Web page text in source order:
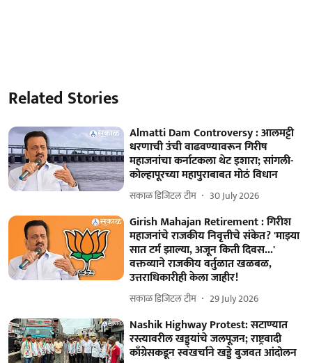
Related Stories
Almatti Dam Controversy : आलमट्टी
धरणाची उंची वाढवण्यावरून गिरीष
महाजनांचा कर्नाटकला थेट इशारा; सांगली-
कोल्हापूरच्या महापुराबाबत मोठं विधान
सकाळ डिजिटल टीम 30 July 2026
Girish Mahajan Retirement : गिरीश
महाजनांचे राजकीय निवृत्तीचे संकेत? 'माझ्या
सात टर्म झाल्या, अजून किती दिवस...'
वक्तव्याने राजकीय वर्तुळात खळबळ,
उत्तराधिकारीही केला जाहीर!
सकाळ डिजिटल टीम 29 July 2026
Nashik Highway Protest: सटाण्यात
रस्त्यावरील खड्ड्यांचे जलपूजन; राष्ट्रवादी
काँग्रेसकडून स्वखर्चाने खड्डे बुजवत आंदोलन